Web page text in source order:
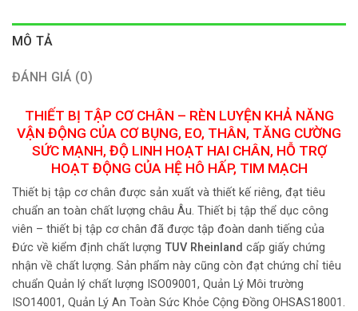
MÔ TẢ
ĐÁNH GIÁ (0)
THIẾT BỊ TẬP CƠ CHÂN – RÈN LUYỆN KHẢ NĂNG
VẬN ĐỘNG CỦA CƠ BỤNG, EO, THÂN, TĂNG CƯỜNG
SỨC MẠNH, ĐỘ LINH HOẠT HAI CHÂN, HỖ TRỢ
HOẠT ĐỘNG CỦA HỆ HÔ HẤP, TIM MẠCH
Thiết bị tập cơ chân được sản xuất và thiết kế riêng, đạt tiêu
chuẩn an toàn chất lượng châu Âu. Thiết bị tập thể dục công
viên – thiết bị tập cơ chân đã được tập đoàn danh tiếng của
Đức về kiểm định chất lượng TUV Rheinland cấp giấy chứng
nhận về chất lượng. Sản phẩm này cũng còn đạt chứng chỉ tiêu
chuẩn Quản lý chất lượng ISO09001, Quản Lý Môi trường
ISO14001, Quản Lý An Toàn Sức Khỏe Cộng Đồng OHSAS18001.